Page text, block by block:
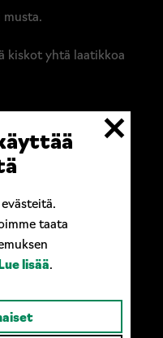
kiskot yhtä laatikkoa
taata
lisää.